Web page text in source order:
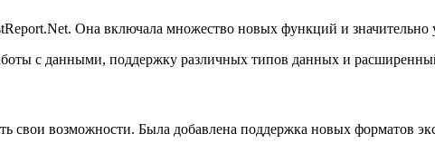
Она включала множество новых функций и значительно
с данными, поддержку различных типов данных и
свои возможности. Была добавлена поддержка новых форматов